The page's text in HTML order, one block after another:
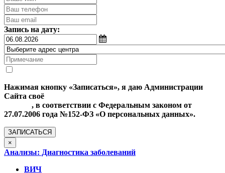
Запись на дату:
Нажимая кнопку «Записаться», я даю Администрации
Сайта своё
, в соответствии с Федеральным законом от
27.07.2006 года №152-ФЗ «О персональных данных».
ЗАПИСАТЬСЯ
×
Анализы: Диагностика заболеваний
ВИЧ